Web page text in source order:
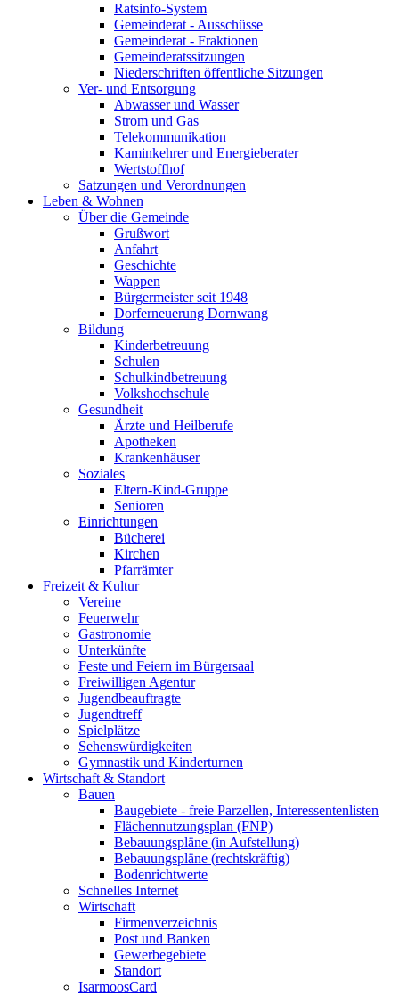
Ratsinfo-System
Gemeinderat - Ausschüsse
Gemeinderat - Fraktionen
Gemeinderatssitzungen
Niederschriften öffentliche Sitzungen
Ver- und Entsorgung
Abwasser und Wasser
Strom und Gas
Telekommunikation
Kaminkehrer und Energieberater
Wertstoffhof
Satzungen und Verordnungen
Leben & Wohnen
Über die Gemeinde
Grußwort
Anfahrt
Geschichte
Wappen
Bürgermeister seit 1948
Dorferneuerung Dornwang
Bildung
Kinderbetreuung
Schulen
Schulkindbetreuung
Volkshochschule
Gesundheit
Ärzte und Heilberufe
Apotheken
Krankenhäuser
Soziales
Eltern-Kind-Gruppe
Senioren
Einrichtungen
Bücherei
Kirchen
Pfarrämter
Freizeit & Kultur
Vereine
Feuerwehr
Gastronomie
Unterkünfte
Feste und Feiern im Bürgersaal
Freiwilligen Agentur
Jugendbeauftragte
Jugendtreff
Spielplätze
Sehenswürdigkeiten
Gymnastik und Kinderturnen
Wirtschaft & Standort
Bauen
Baugebiete - freie Parzellen, Interessentenlisten
Flächennutzungsplan (FNP)
Bebauungspläne (in Aufstellung)
Bebauungspläne (rechtskräftig)
Bodenrichtwerte
Schnelles Internet
Wirtschaft
Firmenverzeichnis
Post und Banken
Gewerbegebiete
Standort
IsarmoosCard